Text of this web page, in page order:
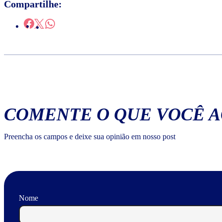
Compartilhe:
COMENTE O QUE VOCÊ
Preencha os campos e deixe sua opinião em nosso post
Nome